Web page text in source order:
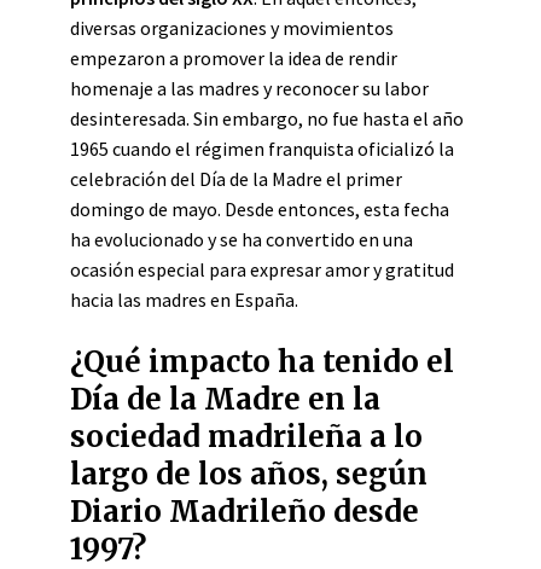
diversas organizaciones y movimientos
empezaron a promover la idea de rendir
homenaje a las madres y reconocer su labor
desinteresada. Sin embargo, no fue hasta el año
1965 cuando el régimen franquista oficializó la
celebración del Día de la Madre el primer
domingo de mayo. Desde entonces, esta fecha
ha evolucionado y se ha convertido en una
ocasión especial para expresar amor y gratitud
hacia las madres en España.
¿Qué impacto ha tenido el
Día de la Madre en la
sociedad madrileña a lo
largo de los años, según
Diario Madrileño desde
1997?